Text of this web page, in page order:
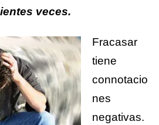
veces.
Fracasar
tiene
connotacio
nes
negativas.